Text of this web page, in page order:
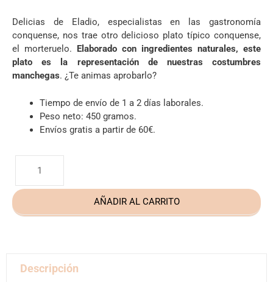
Delicias de Eladio, especialistas en las gastronomía
conquense, nos trae otro delicioso plato típico conquense,
el morteruelo.
Elaborado con ingredientes naturales, este
plato es la representación de nuestras costumbres
manchegas. ¿Te animas aprobarlo?
Tiempo de envío de 1 a 2 días laborales.
Peso neto: 450 gramos.
Envíos gratis a partir de 60€.
AÑADIR AL CARRITO
Descripción